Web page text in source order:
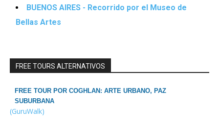
BUENOS AIRES - Recorrido por el Museo de
Bellas Artes
FREE TOURS ALTERNATIVOS
FREE TOUR POR COGHLAN: ARTE URBANO, PAZ
SUBURBANA
(GuruWalk)